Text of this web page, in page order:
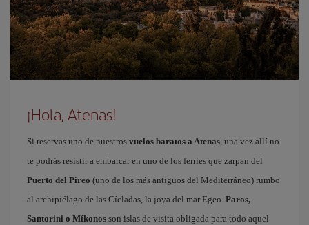
¡Hola, Atenas!
Si reservas uno de nuestros vuelos baratos a Atenas, una vez allí no
te podrás resistir a embarcar en uno de los ferries que zarpan del
Puerto del Pireo (uno de los más antiguos del Mediterráneo) rumbo
al archipiélago de las Cícladas, la joya del mar Egeo. Paros,
Santorini o Míkonos son islas de visita obligada para todo aquel